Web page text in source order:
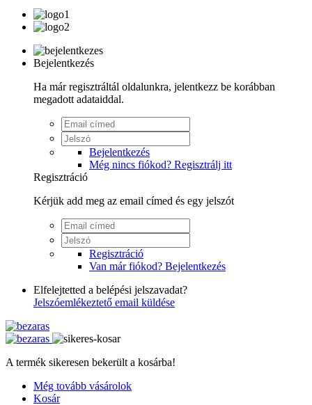
Bejelentkezés
Ha már regisztráltál oldalunkra, jelentkezz be korábban
megadott adataiddal.
Bejelentkezés
Még nincs fiókod? Regisztrálj itt
Regisztráció
Kérjük add meg az email címed és egy jelszót
Regisztráció
Van már fiókod? Bejelentkezés
Elfelejtetted a belépési jelszavadat?
Jelszóemlékeztető email küldése
A termék sikeresen bekerült a kosárba!
Még tovább vásárolok
Kosár